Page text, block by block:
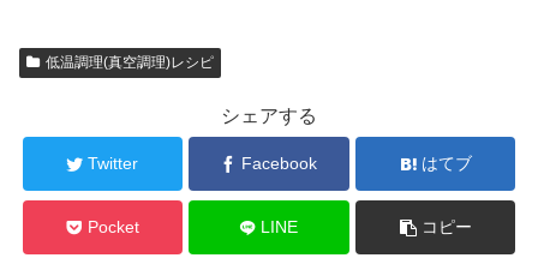
低温調理(真空調理)レシピ
シェアする
Twitter Facebook はてブ
Pocket LINE コピー